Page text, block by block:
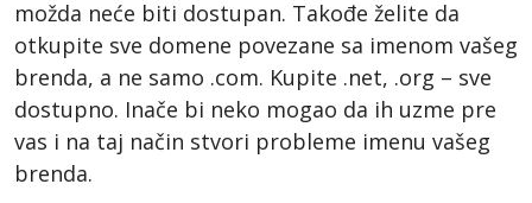
možda neće biti dostupan. Takođe želite da
otkupite sve domene povezane sa imenom vašeg
brenda, a ne samo .com. Kupite .net, .org – sve
dostupno. Inače bi neko mogao da ih uzme pre
vas i na taj način stvori probleme imenu vašeg
brenda.